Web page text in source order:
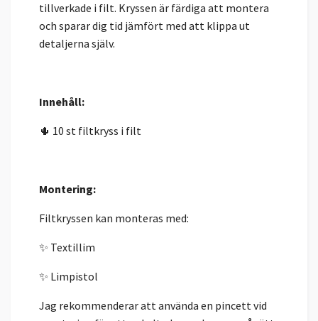
tillverkade i filt. Kryssen är färdiga att montera
och sparar dig tid jämfört med att klippa ut
detaljerna själv.
Innehåll:
🌵 10 st filtkryss i filt
Montering:
Filtkryssen kan monteras med:
✨ Textillim
✨ Limpistol
Jag rekommenderar att använda en pincett vid